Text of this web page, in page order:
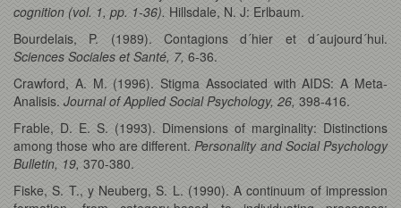
cognition (vol. 1, pp. 1-36). Hillsdale, N. J: Erlbaum.
Bourdelais, P. (1989). Contagions d´hier et d´aujourd´hui.
Sciences Sociales et Santé, 7, 6-36.
Crawford, A. M. (1996). Stigma Associated with AIDS: A Meta-
Analisis. Journal of Applied Social Psychology, 26, 398-416.
Frable, D. E. S. (1993). Dimensions of marginality: Distinctions
among those who are different. Personality and Social Psychology
Bulletin, 19, 370-380.
Fiske, S. T., y Neuberg, S. L. (1990). A continuum of impression